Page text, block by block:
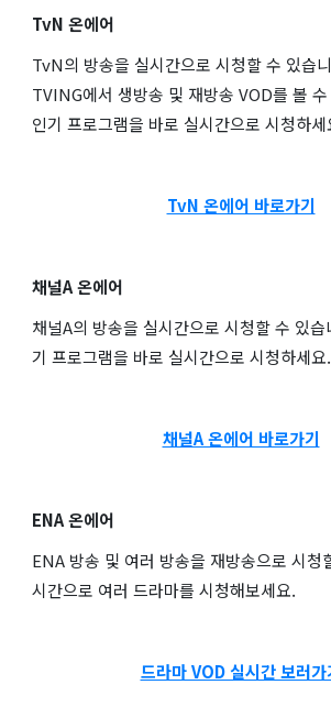
TvN 온에어
TvN의 방송을 실시간으로 시청할 수 있습
TVING에서 생방송 및 재방송 VOD를 볼
인기 프로그램을 바로 실시간으로 시청하세
TvN 온에어 바로가기
채널A 온에어
채널A의 방송을 실시간으로 시청할 수 있습
기 프로그램을 바로 실시간으로 시청하세요.
채널A 온에어 바로가기
ENA 온에어
ENA 방송 및 여러 방송을 재방송으로 시청
시간으로 여러 드라마를 시청해보세요.
드라마 VOD 실시간 보러가